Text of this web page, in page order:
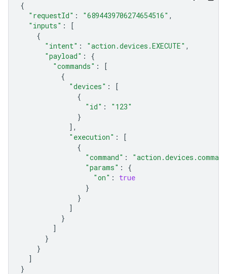
{
"requestId" : "6894439706274654516" ,
"inputs" :
[
{
"intent" : "action.devices.EXECUTE" ,
"payload" :
{
"commands" :
[
{
"devices" :
[
{
"id" :
"123"
}
],
"execution" :
[
{
"command" :
"params" :
{
"on" :
true
}
}
]
}
]
}
}
]
}